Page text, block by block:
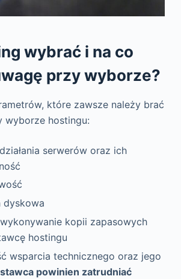
wybrać i na co
przy wyborze?
które zawsze należy brać
wyborze hostingu:
serwerów oraz ich
dyskowa
kopii zapasowych
hostingu
wsparcia technicznego oraz jego
powinien zatrudniać